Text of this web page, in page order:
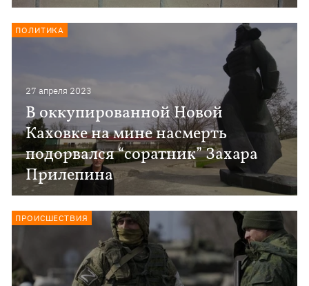
27 апреля 2023
В оккупированной Новой
Каховке на мине насмерть
подорвался “соратник” Захара
Прилепина
ПОЛИТИКА
ПРОИСШЕСТВИЯ